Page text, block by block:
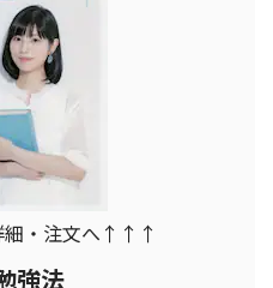
・注文へ↑↑↑
強法